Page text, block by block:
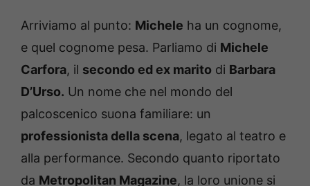
Arriviamo al punto: Michele ha un cognome,
e quel cognome pesa. Parliamo di Michele
Carfora, il secondo ed ex marito di Barbara
D’Urso. Un nome che nel mondo del
palcoscenico suona familiare: un
professionista della scena, legato al teatro e
alla performance. Secondo quanto riportato
da Metropolitan Magazine, la loro unione si